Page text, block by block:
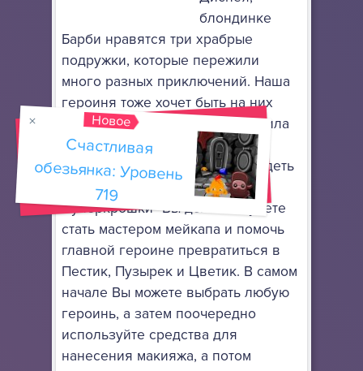
блондинке
Барби нравятся три храбрые
подружки, которые пережили
много разных приключений. Наша
героиня тоже хочет быть на них
похожа, потому в магазине купила
много разных инструментов и
средств для того, чтобы выглядеть
как они. В игре "Барби в стиле
Суперкрошки" Вы должны будете
стать мастером мейкапа и помочь
главной героине превратиться в
Пестик, Пузырек и Цветик. В самом
начале Вы можете выбрать любую
героинь, а затем поочередно
используйте средства для
нанесения макияжа, а потом
Новое
Счастливая
обезьянка: Уровень
719